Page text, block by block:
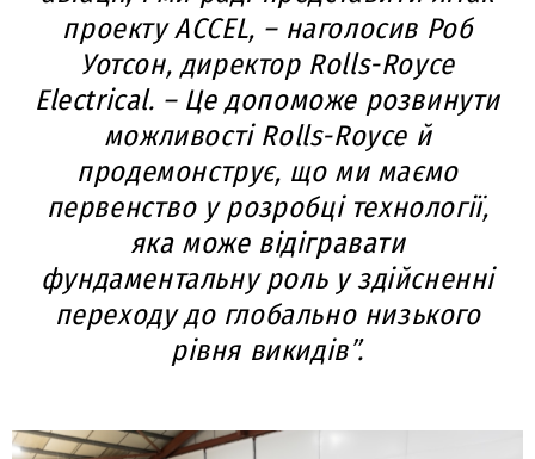
проекту ACCEL, – наголосив Роб
Уотсон, директор Rolls-Royce
Electrical. – Це допоможе розвинути
можливості Rolls-Royce й
продемонструє, що ми маємо
первенство у розробці технології,
яка може відігравати
фундаментальну роль у здійсненні
переходу до глобально низького
рівня викидів”.